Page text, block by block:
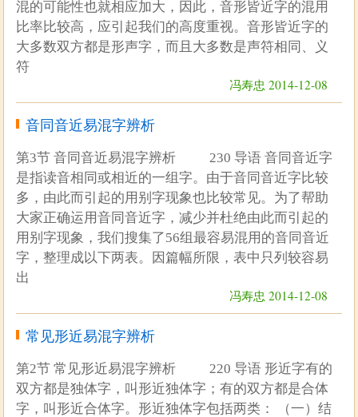
混的可能性也就相应加大，因此，音形皆近字的混用
比率比较高，应引起我们的高度重视。音形皆近字的
大多数双方都是形声字，而且大多数是声符相同、义
符
冯寿忠 2014-12-08
音同音近易混字辨析
第3节 音同音近易混字辨析 230 导语 音同音近字
是指读音相同或相近的一组字。由于音同音近字比较
多，由此而引起的用别字现象也比较常见。为了帮助
大家正确运用音同音近字，减少并杜绝由此而引起的
用别字现象，我们搜集了56组最容易混用的音同音近
字，整理成以下两表。因篇幅所限，表中只列较容易
出
冯寿忠 2014-12-08
常见形近易混字辨析
第2节 常见形近易混字辨析 220 导语 形近字有的
双方都是独体字，叫形近独体字；有的双方都是合体
字，叫形近合体字。形近独体字包括两类： （一）结